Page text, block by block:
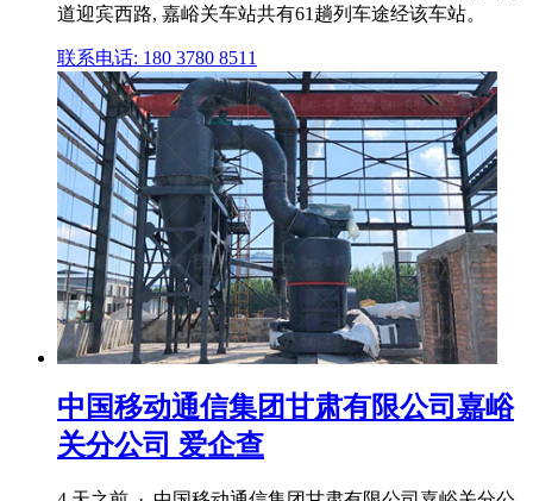
道迎宾西路, 嘉峪关车站共有61趟列车途经该车站。
联系电话: 180 3780 8511
中国移动通信集团甘肃有限公司嘉峪
关分公司 爱企查